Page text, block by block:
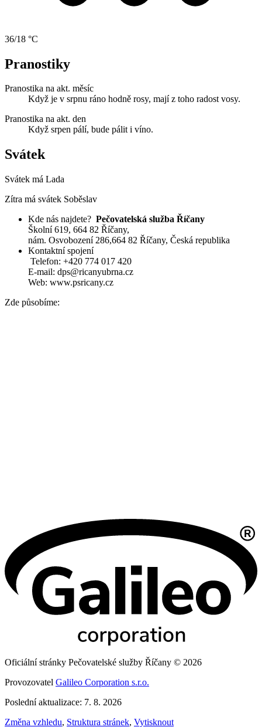
36/18 °C
Pranostiky
Pranostika na akt. měsíc
Když je v srpnu ráno hodně rosy, mají z toho radost vosy.
Pranostika na akt. den
Když srpen pálí, bude pálit i víno.
Svátek
Svátek má Lada
Zítra má svátek Soběslav
Kde nás najdete? Pečovatelská služba Říčany
Školní 619, 664 82 Říčany,
nám. Osvobození 286,664 82 Říčany, Česká republika
Kontaktní spojení
Telefon: +420 774 017 420
E-mail: dps@ricanyubrna.cz
Web: www.psricany.cz
Zde působíme:
Oficiální stránky Pečovatelské služby Říčany © 2026
Provozovatel Galileo Corporation s.r.o.
Poslední aktualizace: 7. 8. 2026
Změna vzhledu, Struktura stránek, Vytisknout